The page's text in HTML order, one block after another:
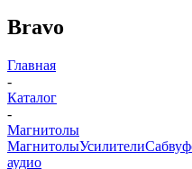
Bravo
Главная
-
Каталог
-
Магнитолы
МагнитолыУсилители
аудио